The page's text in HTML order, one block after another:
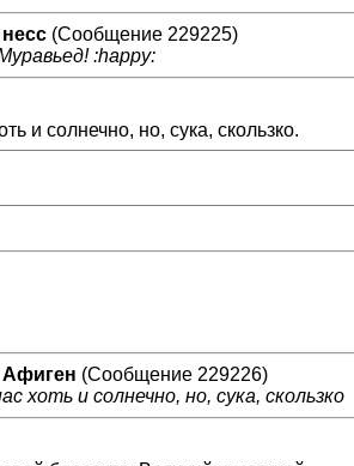
несс (Сообщение 229225)
:happy:
и солнечно, но, сука, скользко.
Афиген (Сообщение 229226)
хоть и солнечно, но, сука, скользко